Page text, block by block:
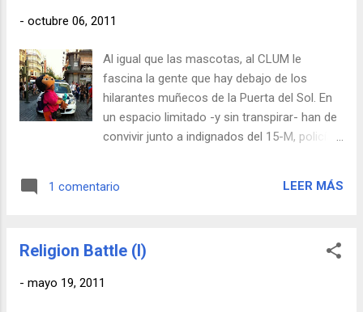
- octubre 06, 2011
Al igual que las mascotas, al CLUM le
fascina la gente que hay debajo de los
hilarantes muñecos de la Puerta del Sol. En
un espacio limitado -y sin transpirar- han de
convivir junto a indignados del 15-M, policía,
como se ha podido ver en la noticia que el
ni una coma, ya que su tono alcanza cotas
media en Sol durante una pelea entre Minnie
1 comentario LEER MÁS
Religion Battle (I)
- mayo 19, 2011